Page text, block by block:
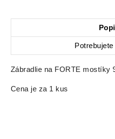
Zábradlie na FORTE mostíky
Cena je za 1 kus